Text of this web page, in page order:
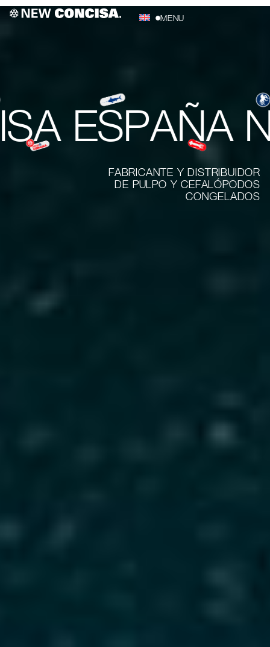
MENU
ESPAÑA
FABRICANTE Y DISTRIBUIDOR
DE PULPO Y CEFALÓPODOS
CONGELADOS